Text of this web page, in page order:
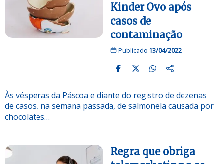
Kinder Ovo após
casos de
contaminação
Publicado 13/04/2022
Às vésperas da Páscoa e diante do registro de dezenas
de casos, na semana passada, de salmonela causada por
chocolates…
Regra que obriga